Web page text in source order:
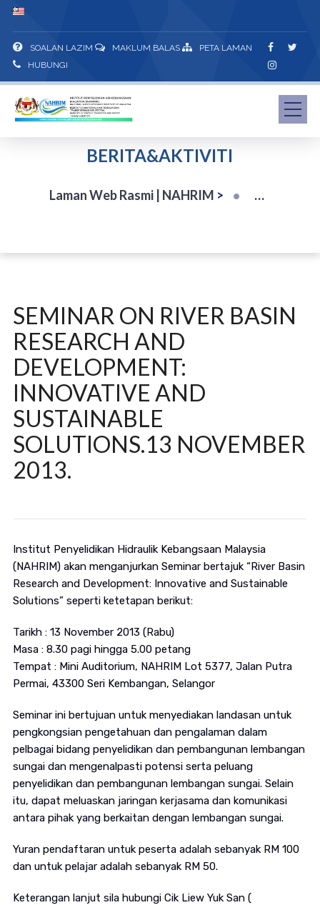
SOALAN LAZIM MAKLUM BALAS
PETA LAMAN
HUBUNGI
BERITA&AKTIVITI
Laman Web Rasmi | NAHRIM >
SEMINAR ON RIVER BASIN
RESEARCH AND
DEVELOPMENT:
INNOVATIVE AND
SUSTAINABLE
SOLUTIONS.13 NOVEMBER
2013.
Institut Penyelidikan Hidraulik Kebangsaan Malaysia
(NAHRIM) akan menganjurkan Seminar bertajuk “River Basin
Research and Development: Innovative and Sustainable
Solutions” seperti ketetapan berikut:
Tarikh : 13 November 2013 (Rabu)
Masa : 8.30 pagi hingga 5.00 petang
Tempat : Mini Auditorium, NAHRIM Lot 5377, Jalan Putra
Permai, 43300 Seri Kembangan, Selangor
Seminar ini bertujuan untuk menyediakan landasan untuk
pengkongsian pengetahuan dan pengalaman dalam
pelbagai bidang penyelidikan dan pembangunan lembangan
sungai dan mengenalpasti potensi serta peluang
penyelidikan dan pembangunan lembangan sungai. Selain
itu, dapat meluaskan jaringan kerjasama dan komunikasi
antara pihak yang berkaitan dengan lembangan sungai.
Yuran pendaftaran untuk peserta adalah sebanyak RM 100
dan untuk pelajar adalah sebanyak RM 50.
Keterangan lanjut sila hubungi Cik Liew Yuk San (